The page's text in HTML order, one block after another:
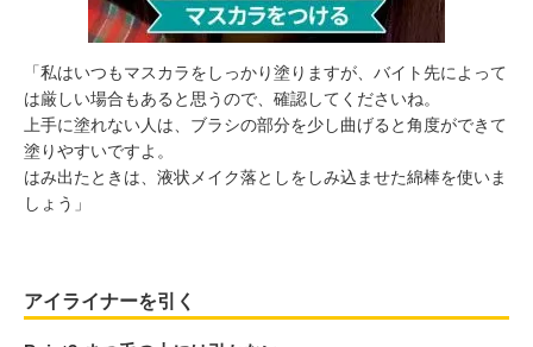
「私はいつもマスカラをしっかり塗りますが、バイト先によって
は厳しい場合もあると思うので、確認してくださいね。
上手に塗れない人は、ブラシの部分を少し曲げると角度ができて
塗りやすいですよ。
はみ出たときは、液状メイク落としをしみ込ませた綿棒を使いま
しょう」
アイライナーを引く